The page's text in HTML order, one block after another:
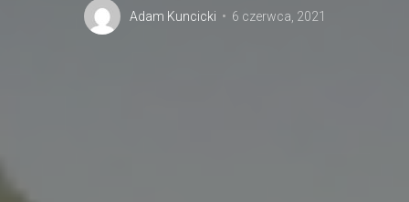
Adam Kuncicki 6 czerwca, 2021